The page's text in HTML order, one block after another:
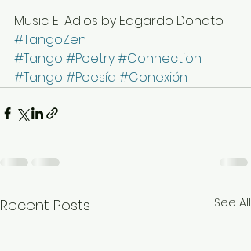
Music: El Adios by Edgardo Donato
#TangoZen
#Tango #Poetry#Connection
#Tango #Poesía #Conexión
Recent Posts See All